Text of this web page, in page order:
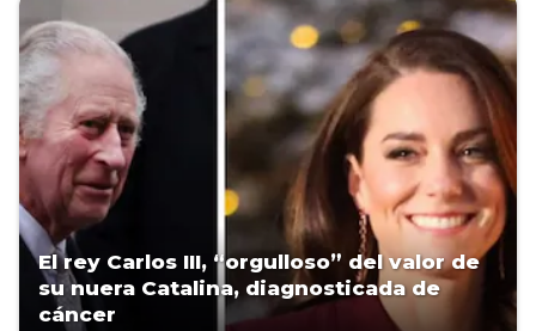
El rey Carlos III, “orgulloso” del valor de
su nuera Catalina, diagnosticada de
cáncer